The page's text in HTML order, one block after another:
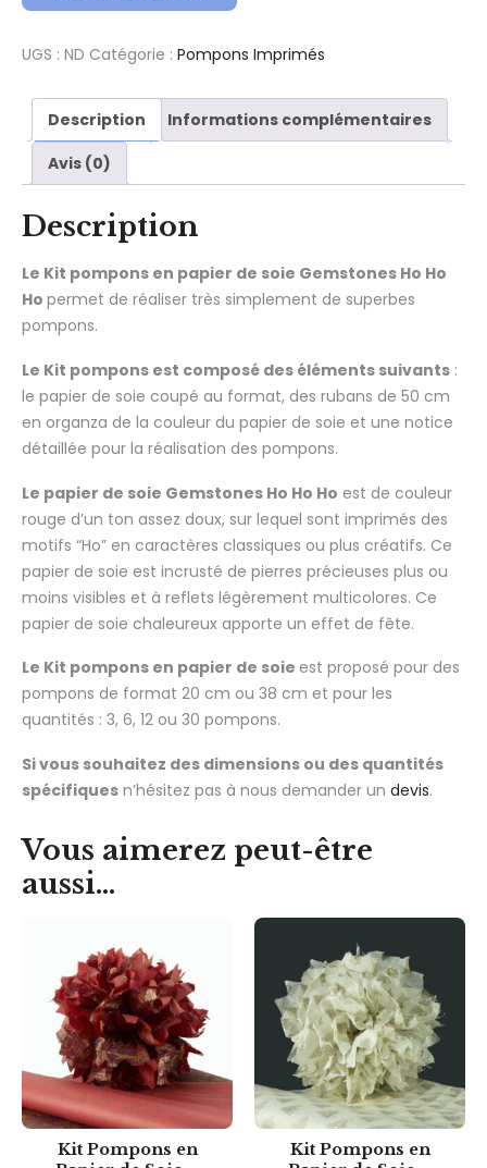
UGS : ND Catégorie : Pompons Imprimés
Description
Informations complémentaires
Avis (0)
Description
Le Kit pompons en papier de soie Gemstones Ho Ho
Ho permet de réaliser très simplement de superbes
pompons.
Le Kit pompons est composé des éléments suivants :
le papier de soie coupé au format, des rubans de 50 cm
en organza de la couleur du papier de soie et une notice
détaillée pour la réalisation des pompons.
Le papier de soie Gemstones Ho Ho Ho est de couleur
rouge d’un ton assez doux, sur lequel sont imprimés des
motifs “Ho” en caractères classiques ou plus créatifs. Ce
papier de soie est incrusté de pierres précieuses plus ou
moins visibles et à reflets légèrement multicolores. Ce
papier de soie chaleureux apporte un effet de fête.
Le Kit pompons en papier de soie est proposé pour des
pompons de format 20 cm ou 38 cm et pour les
quantités : 3, 6, 12 ou 30 pompons.
Si vous souhaitez des dimensions ou des quantités
spécifiques n’hésitez pas à nous demander un devis.
Vous aimerez peut-être
aussi…
Kit Pompons en
Kit Pompons en